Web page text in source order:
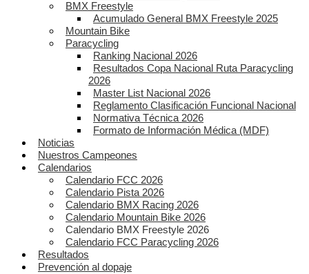
BMX Freestyle
Acumulado General BMX Freestyle 2025
Mountain Bike
Paracycling
Ranking Nacional 2026
Resultados Copa Nacional Ruta Paracycling
2026
Master List Nacional 2026
Reglamento Clasificación Funcional Nacional
Normativa Técnica 2026
Formato de Información Médica (MDF)
Noticias
Nuestros Campeones
Calendarios
Calendario FCC 2026
Calendario Pista 2026
Calendario BMX Racing 2026
Calendario Mountain Bike 2026
Calendario BMX Freestyle 2026
Calendario FCC Paracycling 2026
Resultados
Prevención al dopaje